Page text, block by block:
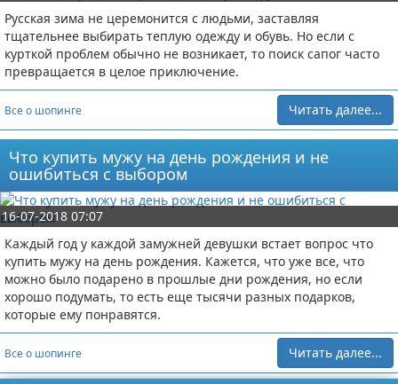
Русская зима не церемонится с людьми, заставляя
тщательнее выбирать теплую одежду и обувь. Но если с
курткой проблем обычно не возникает, то поиск сапог часто
превращается в целое приключение.
Все о шопинге Читать далее...
Что купить мужу на день рождения и не
ошибиться с выбором
16-07-2018 07:07
Каждый год у каждой замужней девушки встает вопрос что
купить мужу на день рождения. Кажется, что уже все, что
можно было подарено в прошлые дни рождения, но если
хорошо подумать, то есть еще тысячи разных подарков,
которые ему понравятся.
Все о шопинге Читать далее...